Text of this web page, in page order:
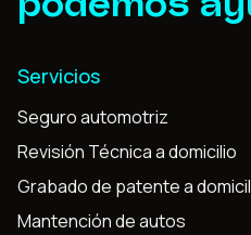
Servicios
Seguro automotriz
Revisión Técnica a domicilio
Grabado de patente a
Mantención de autos